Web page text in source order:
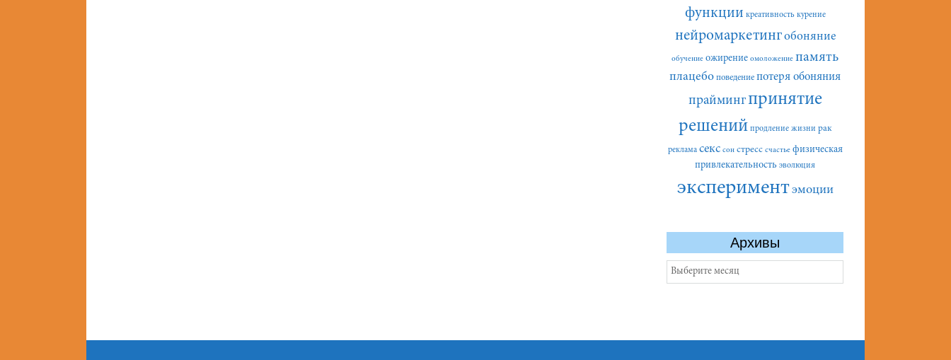
функции креативность курение
нейромаркетингобоняние
обучение ожирение омоложение память
плацебо поведение потеря обоняния
праймингпринятие
решений продление жизни рак
реклама секс сон стресс счастье физическая
привлекательность эволюция
экспериментэмоции
Архивы
Архивы